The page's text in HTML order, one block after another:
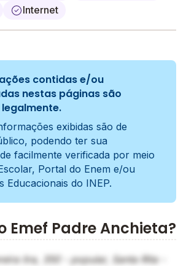
Internet
contidas e/ou
nestas páginas são
exibidas são de
podendo ter sua
facilmente verificada por meio
Portal do Enem e/ou
Educacionais do INEP.
Emef Padre Anchieta?
lira, 350 - popular, Santa Rita -